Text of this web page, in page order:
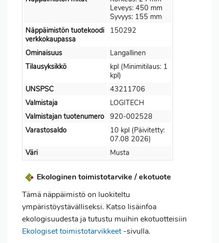
Leveys: 450 mm
Syvyys: 155 mm
Näppäimistön tuotekoodi
verkkokaupassa
150292
Ominaisuus
Langallinen
Tilausyksikkö
kpl (Minimitilaus: 1
kpl)
UNSPSC
43211706
Valmistaja
LOGITECH
Valmistajan tuotenumero 920-002528
Varastosaldo
10 kpl (Päivitetty:
07.08 2026)
Väri
Musta
Ekologinen toimistotarvike / ekotuote
Tämä näppäimistö on luokiteltu
ympäristöystävälliseksi. Katso lisäinfoa
ekologisuudesta ja tutustu muihin ekotuotteisiin
Ekologiset toimistotarvikkeet-sivulla.